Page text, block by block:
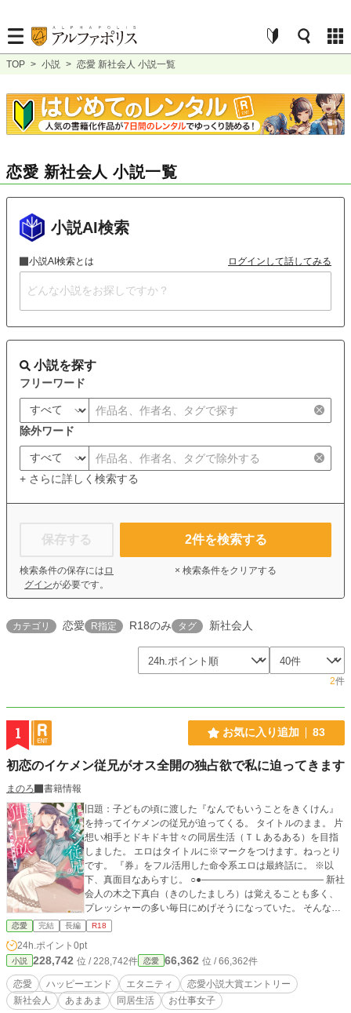
TOP > 小説 > 恋愛 新社会人 小説一覧
恋愛 新社会人 小説一覧
小説AI検索
小説AI検索とは ログインして話してみる
小説を探す
フリーワード
除外ワード
+ さらに詳しく検索する
保存する
検索条件の保存には ロ
グインが必要です。
2件を検索する
× 検索条件をクリアする
カテゴリ 恋愛 R指定 R18のみ タグ 新社会人
2件
1 お気に入り追加 83
初恋のイケメン従兄がオス全開の独占欲で私に迫ってきます
まのろ
書籍情報
旧題：子どもの頃に渡した『なんでもいうことをきくけん』
を持ってイケメンの従兄が迫ってくる。 タイトルのまま。 片
想い相手とドキドキ甘々の同居生活（ＴＬあるある）を目指
しました。 エロはタイトルに※マークをつけます。ねっとり
です。 『券』をフル活用した命令系エロは最終話に。 ※以
下、真面目なあらすじ。 ○●――――――――――――― 新社
会人の木之下真白（きのしたましろ）は覚えることも多く、
プレッシャーの多い毎日にめげそうになっていた。 そんな時
に、幼い頃からずっと片想いをしていた６歳上のイケメンの
従兄、藤道秀一（とうどうしゅういち）から連絡がくる。
「しばらく一緒に住まわせてくれない？」 嬉しいけど、ドキ
ドキしてそんなの無理っ、と断ろうと思ったものの、送りつ
けられた画像には幼い頃に作った『なんでもいうことをきく
けん』が。 しかも、２年ぶりに再会した秀一は、ただでさえ
大手企業に勤める有能なイケメンなのに、その上、『億り
恋愛 完結 長編 R18
24h.ポイント 0pt
小説 228,742 位 / 228,742件 恋愛 66,362 位 / 66,362件
恋愛 ハッピーエンド エタニティ
恋愛小説大賞エントリー
新社会人
あまあま 同居生活 お仕事女子